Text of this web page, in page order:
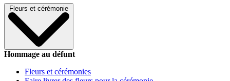
Fleurs et cérémonie
Hommage au défunt
Fleurs et cérémonies